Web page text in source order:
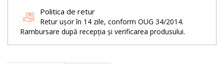
Politica de retur
Retur ușor în 14 zile, conform OUG 34/2014.
Rambursare după recepția și verificarea produsului.